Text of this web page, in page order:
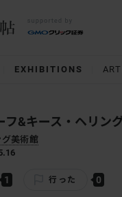
EXHIBITIONS
&キース・ヘリン
美術館
1 行った 0